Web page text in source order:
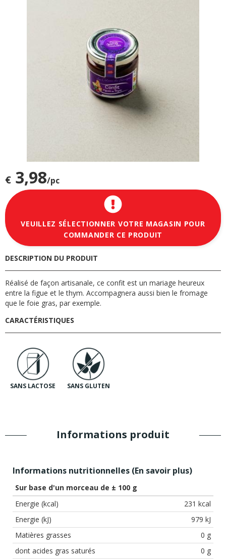
€ 3,98/pc
VEUILLEZ SÉLECTIONNER VOTRE MAGASIN POUR
COMMANDER CE PRODUIT
DESCRIPTION DU PRODUIT
Réalisé de façon artisanale, ce confit est un mariage heureux
entre la figue et le thym. Accompagnera aussi bien le fromage
que le foie gras, par exemple.
CARACTÉRISTIQUES
SANS LACTOSE SANS GLUTEN
Informations produit
Informations nutritionnelles (En savoir plus)
Sur base d'un morceau de ± 100 g
Energie (kcal)
231 kcal
Energie (kJ)
979 kJ
Matières grasses
0 g
dont acides gras saturés
0 g